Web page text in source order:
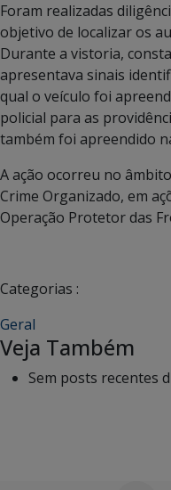
Foram realizadas
objetivo de localizar os
Durante a vistoria,
apresentava sinais
qual o veículo foi
policial para as
também foi apreendido
A ação ocorreu no
Crime Organizado, em
Operação Protetor das
Categorias :
Geral
Veja Também
Sem posts recentes